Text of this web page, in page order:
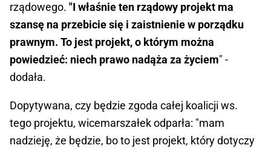
rządowego. "I właśnie ten rządowy projekt ma
szansę na przebicie się i zaistnienie w porządku
prawnym. To jest projekt, o którym można
powiedzieć: niech prawo nadąża za życiem" -
dodała.
Dopytywana, czy będzie zgoda całej koalicji ws.
tego projektu, wicemarszałek odparła: "mam
nadzieję, że będzie, bo to jest projekt, który dotyczy